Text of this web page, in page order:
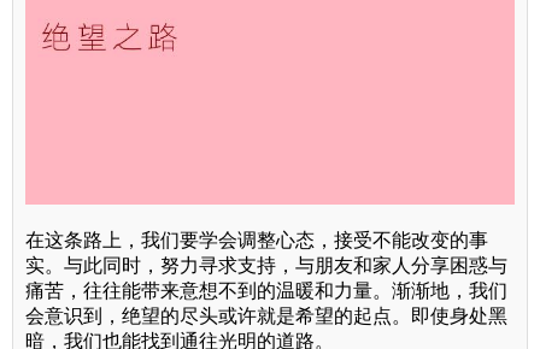
在这条路上，我们要学会调整心态，接受不能改变的事
实。与此同时，努力寻求支持，与朋友和家人分享困惑与
痛苦，往往能带来意想不到的温暖和力量。渐渐地，我们
会意识到，绝望的尽头或许就是希望的起点。即使身处黑
暗，我们也能找到通往光明的道路。